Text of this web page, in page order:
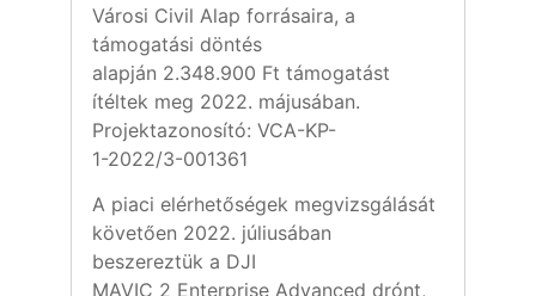
Városi Civil Alap forrásaira, a
támogatási döntés
alapján 2.348.900 Ft támogatást
ítéltek meg 2022. májusában.
Projektazonosító: VCA-KP-
1-2022/3-001361
A piaci elérhetőségek megvizsgálását
követően 2022. júliusában
beszereztük a DJI
MAVIC 2 Enterprise Advanced drónt,